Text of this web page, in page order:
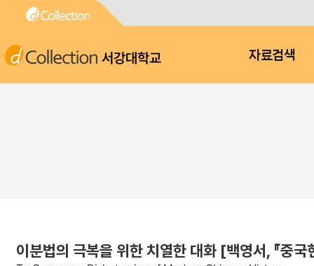
서강대학교 자료검색
이분법의 극복을 위한 치열한 대화 [백영서, 『